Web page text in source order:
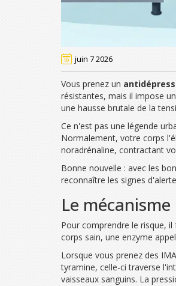
juin 7 2026
Vous prenez un
résistantes, mais il impose
une hausse brutale de la
Ce n'est pas une légende
Normalement, votre corps
noradrénaline, contractant
Bonne nouvelle : avec les
reconnaître les signes
Le
Pour comprendre le risque,
corps sain, une enzyme
Lorsque vous prenez des
tyramine, celle-ci traverse
vaisseaux sanguins. La